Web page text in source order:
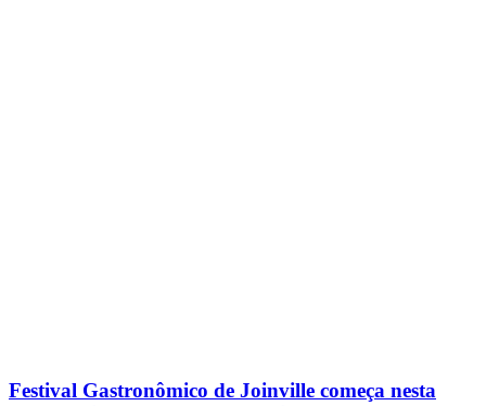
Festival Gastronômico de Joinville começa nesta